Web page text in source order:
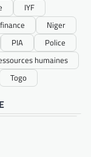
IYF
Niger
PIA
Police
humaines
Togo